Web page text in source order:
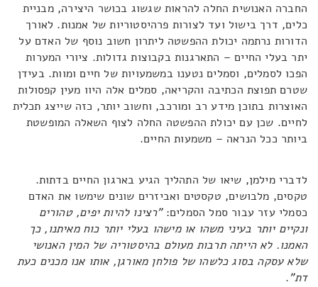
החברה האנושית החלה להראות שגשוג בכושר היצירה, מבניית
כלים, דרך בישול ועד לצורות פרהיסטוריות של אמנות. לאורך
הדורות נרתמה יכולת ההפשטה ליתרון חשוב נוסף של האדם על
יתר בעלי החיים – התארגנות בקבוצות גדולות. ציורי המערות
הפכו לסמלים, וסמלים נטענו במשמעויות של חיים ומוות. בעידן
שטרם תפוצת הכתיבה והקריאה, סמלים אלה היוו מעין קפסולות
האוצרות בתוכן מידע רב ומורכב, וחשוב יותר, כזה שייצג תכלית
לחיים. שכן עם יכולת ההפשטה החלה לצוף השאלה המופשטת
ביותר ככל הנראה – משמעות החיים.
לדברי מילמן, שיאו של התהליך הגיע בארגון החיים בדתות.
טקסים, מלבושים, טקסטים ואביזרים שונים שימשו את האדם
כסמלי עזר עבור סמל הסמלים:"רצינו להיות יפים, טהורים
ונקיים יותר בעיני משהו או מישהו בעלי יותר כוח מאיתנו, כך
האמנו. לא הייתה תרבות מעולם בהיסטוריה של המין האנושי
שלא עסקה בסוג כלשהו של פולחן מאורגן, אותו אנו מכנים כעת
דת".